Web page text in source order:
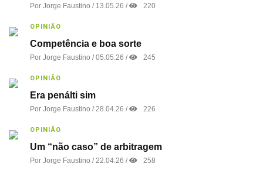
Por Jorge Faustino / 13.05.26 / 220
OPINIÃO
Competência e boa sorte
Por Jorge Faustino / 05.05.26 / 245
OPINIÃO
Era penálti sim
Por Jorge Faustino / 28.04.26 / 226
OPINIÃO
Um “não caso” de arbitragem
Por Jorge Faustino / 22.04.26 / 258